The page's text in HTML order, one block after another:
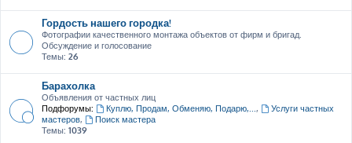
Гордость нашего городка!
Фотографии качественного монтажа объектов от фирм и бригад.
Обсуждение и голосование
Темы: 26
Барахолка
Объявления от частных лиц
Подфорумы:
Куплю, Продам, Обменяю, Подарю,...,
Услуги частных
мастеров,
Поиск мастера
Темы: 1039